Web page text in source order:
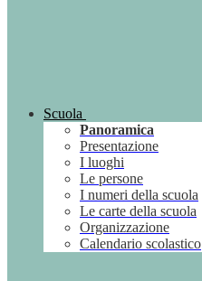
Scuola
Panoramica
Presentazione
I luoghi
Le persone
I numeri della scuola
Le carte della scuola
Organizzazione
Calendario scolastico